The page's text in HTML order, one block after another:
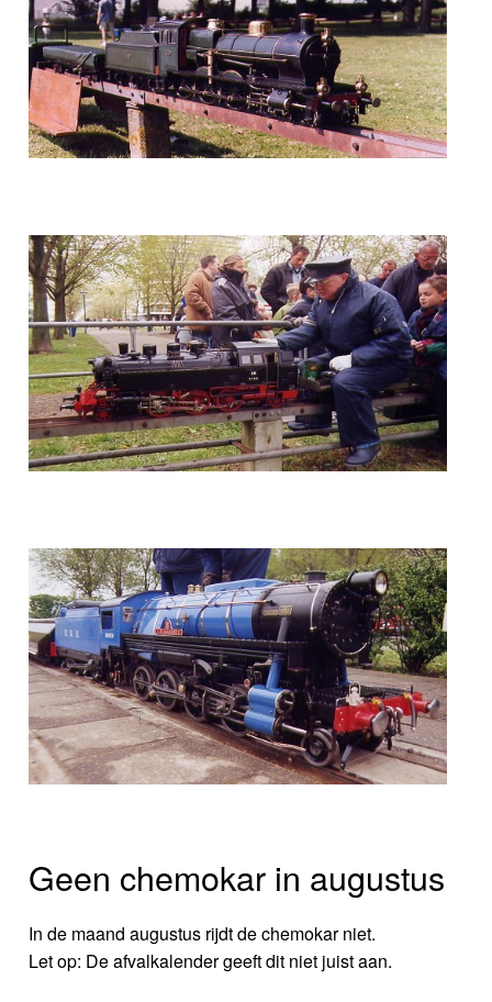
Geen chemokar in augustus
In de maand augustus rijdt de chemokar niet.
Let op: De afvalkalender geeft dit niet juist aan.